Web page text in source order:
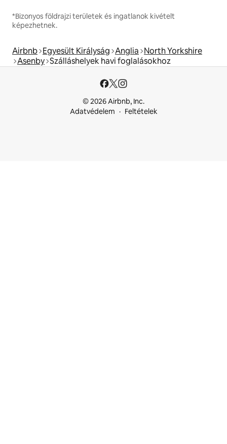
*Bizonyos földrajzi területek és ingatlanok kivételt
képezhetnek.
Airbnb Egyesült Királyság Anglia North Yorkshire
Asenby Szálláshelyek havi foglalásokhoz
© 2026 Airbnb, Inc.
Adatvédelem
Feltételek